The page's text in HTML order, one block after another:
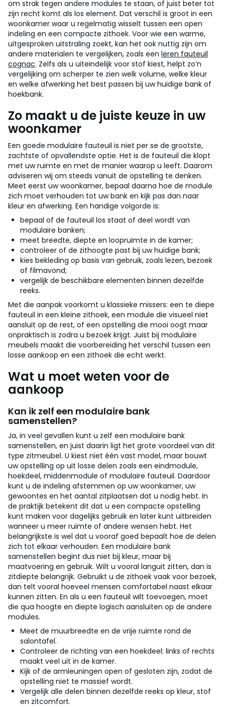
om strak tegen andere modules te staan, of juist beter tot
zijn recht komt als los element. Dat verschil is groot in een
woonkamer waar u regelmatig wisselt tussen een open
indeling en een compacte zithoek. Voor wie een warme,
uitgesproken uitstraling zoekt, kan het ook nuttig zijn om
andere materialen te vergelijken, zoals een leren fauteuil
cognac. Zelfs als u uiteindelijk voor stof kiest, helpt zo’n
vergelijking om scherper te zien welk volume, welke kleur
en welke afwerking het best passen bij uw huidige bank of
hoekbank.
Zo maakt u de juiste keuze in uw
woonkamer
Een goede modulaire fauteuil is niet per se de grootste,
zachtste of opvallendste optie. Het is de fauteuil die klopt
met uw ruimte en met de manier waarop u leeft. Daarom
adviseren wij om steeds vanuit de opstelling te denken.
Meet eerst uw woonkamer, bepaal daarna hoe de module
zich moet verhouden tot uw bank en kijk pas dan naar
kleur en afwerking. Een handige volgorde is:
bepaal of de fauteuil los staat of deel wordt van
modulaire banken;
meet breedte, diepte en loopruimte in de kamer;
controleer of de zithoogte past bij uw huidige bank;
kies bekleding op basis van gebruik, zoals lezen, bezoek
of filmavond;
vergelijk de beschikbare elementen binnen dezelfde
reeks.
Met die aanpak voorkomt u klassieke missers: een te diepe
fauteuil in een kleine zithoek, een module die visueel niet
aansluit op de rest, of een opstelling die mooi oogt maar
onpraktisch is zodra u bezoek krijgt. Juist bij modulaire
meubels maakt die voorbereiding het verschil tussen een
losse aankoop en een zithoek die echt werkt.
Wat u moet weten voor de
aankoop
Kan ik zelf een modulaire bank
samenstellen?
Ja, in veel gevallen kunt u zelf een modulaire bank
samenstellen, en juist daarin ligt het grote voordeel van dit
type zitmeubel. U kiest niet één vast model, maar bouwt
uw opstelling op uit losse delen zoals een eindmodule,
hoekdeel, middenmodule of modulaire fauteuil. Daardoor
kunt u de indeling afstemmen op uw woonkamer, uw
gewoontes en het aantal zitplaatsen dat u nodig hebt. In
de praktijk betekent dit dat u een compacte opstelling
kunt maken voor dagelijks gebruik en later kunt uitbreiden
wanneer u meer ruimte of andere wensen hebt. Het
belangrijkste is wel dat u vooraf goed bepaalt hoe de delen
zich tot elkaar verhouden. Een modulaire bank
samenstellen begint dus niet bij kleur, maar bij
maatvoering en gebruik. Wilt u vooral languit zitten, dan is
zitdiepte belangrijk. Gebruikt u de zithoek vaak voor bezoek,
dan telt vooral hoeveel mensen comfortabel naast elkaar
kunnen zitten. En als u een fauteuil wilt toevoegen, moet
die qua hoogte en diepte logisch aansluiten op de andere
modules.
Meet de muurbreedte en de vrije ruimte rond de
salontafel.
Controleer de richting van een hoekdeel: links of rechts
maakt veel uit in de kamer.
Kijk of de armleuningen open of gesloten zijn, zodat de
opstelling niet te massief wordt.
Vergelijk alle delen binnen dezelfde reeks op kleur, stof
en zitcomfort.